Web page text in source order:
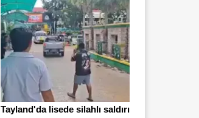
Tayland'da lisede silahlı saldırı